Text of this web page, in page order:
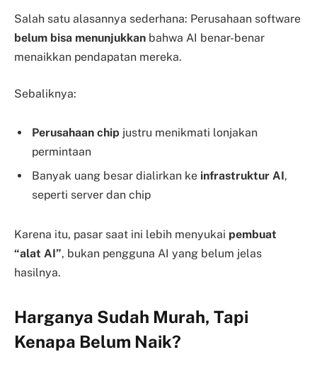
Salah satu alasannya sederhana: Perusahaan software
belum bisa menunjukkan bahwa AI benar-benar
menaikkan pendapatan mereka.
Sebaliknya:
Perusahaan chip justru menikmati lonjakan
permintaan
Banyak uang besar dialirkan ke infrastruktur AI,
seperti server dan chip
Karena itu, pasar saat ini lebih menyukai pembuat
“alat AI”, bukan pengguna AI yang belum jelas
hasilnya.
Harganya Sudah Murah, Tapi
Kenapa Belum Naik?